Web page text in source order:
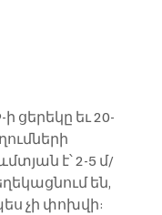
ցերեկը եւ 20-
է՝ 2-5 մ/
են,
չի փոխվի: